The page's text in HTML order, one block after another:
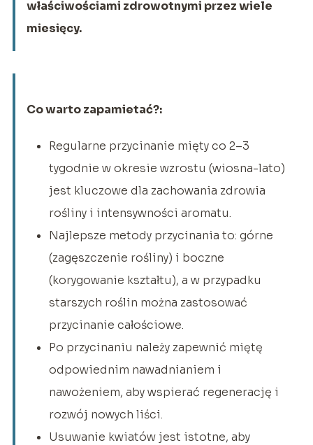
właściwościami zdrowotnymi przez wiele
miesięcy.
Co warto zapamietać?:
Regularne przycinanie mięty co 2–3
tygodnie w okresie wzrostu (wiosna-lato)
jest kluczowe dla zachowania zdrowia
rośliny i intensywności aromatu.
Najlepsze metody przycinania to: górne
(zagęszczenie rośliny) i boczne
(korygowanie kształtu), a w przypadku
starszych roślin można zastosować
przycinanie całościowe.
Po przycinaniu należy zapewnić miętę
odpowiednim nawadnianiem i
nawożeniem, aby wspierać regenerację i
rozwój nowych liści.
Usuwanie kwiatów jest istotne, aby